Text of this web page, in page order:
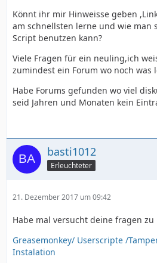
Könnt ihr mir Hinweisse geben
am schnellsten lerne und wie man
Script benutzen kann?
Viele Fragen für ein neuling,ich
zumindest ein Forum wo noch was
Habe Forums gefunden wo viel
seid Jahren und Monaten kein
basti1012
Erleuchteter
21. Dezember 2017 um 09:42
Habe mal versucht deine fragen
Greasemonkey/ Userscripte /
Instalation